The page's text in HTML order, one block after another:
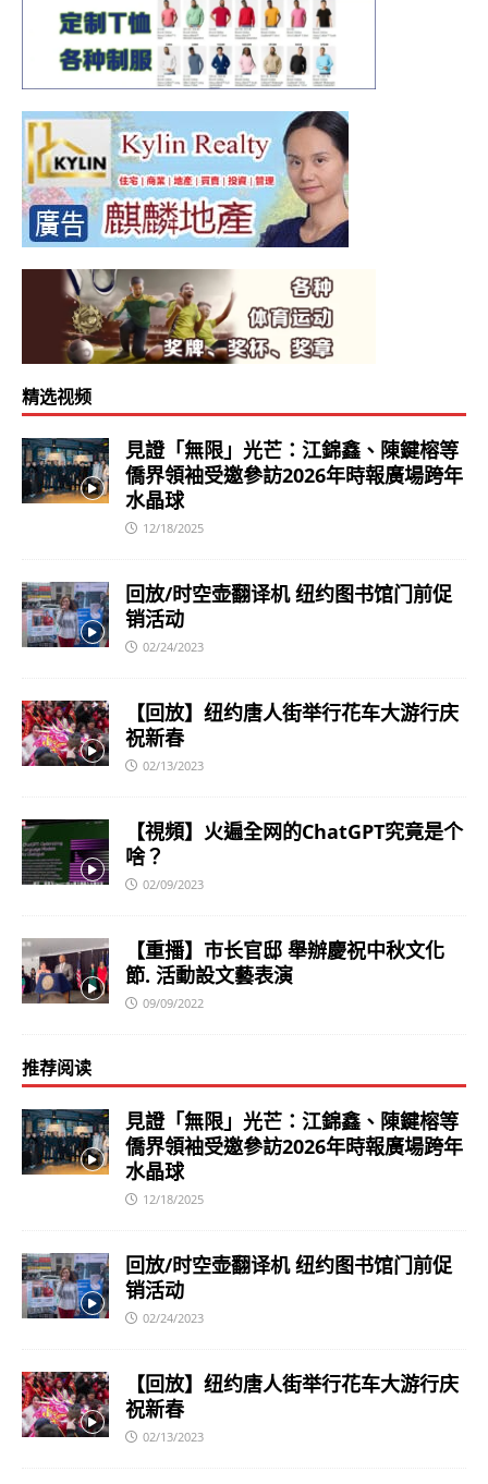
精选视频
見證「無限」光芒：江錦鑫、陳鍵榕等
僑界領袖受邀參訪2026年時報廣場跨年
水晶球
12/18/2025
回放/时空壶翻译机 纽约图书馆门前促
销活动
02/24/2023
【回放】纽约唐人街举行花车大游行庆
祝新春
02/13/2023
【視頻】火遍全网的ChatGPT究竟是个
啥？
02/09/2023
【重播】市长官邸 舉辦慶祝中秋文化
節. 活動設文藝表演
09/09/2022
推荐阅读
見證「無限」光芒：江錦鑫、陳鍵榕等
僑界領袖受邀參訪2026年時報廣場跨年
水晶球
12/18/2025
回放/时空壶翻译机 纽约图书馆门前促
销活动
02/24/2023
【回放】纽约唐人街举行花车大游行庆
祝新春
02/13/2023